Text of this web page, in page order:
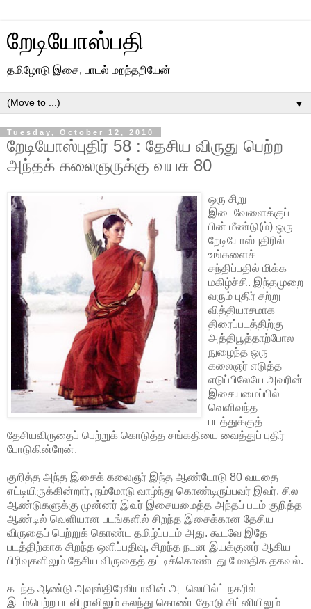
றேடியோஸ்பதி
தமிழோடு இசை, பாடல் மறந்தறியேன்
▼
Tuesday, October 12, 2010
றேடியோஸ்புதிர் 58 : தேசிய விருது பெற்ற
அந்தக் கலைஞருக்கு வயசு 80
ஒரு சிறு
இடைவேளைக்குப்
பின் மீண்டு(ம்) ஒரு
றேடியோஸ்புதிரில்
உங்களைச்
சந்திப்பதில் மிக்க
மகிழ்ச்சி. இந்தமுறை
வரும் புதிர் சற்று
வித்தியாசமாக
திரைப்படத்திற்கு
அத்திபூத்தாற்போல
நுழைந்த ஒரு
கலைஞர் எடுத்த
எடுப்பிலேயே அவரின்
இசையமைப்பில்
வெளிவந்த
படத்துக்குத்
தேசியவிருதைப் பெற்றுக் கொடுத்த சங்கதியை வைத்துப் புதிர்
போடுகின்றேன்.
குறித்த அந்த இசைக் கலைஞர் இந்த ஆண்டோடு 80 வயதை
எட்டியிருக்கின்றார், நம்மோடு வாழ்ந்து கொண்டிருப்பவர் இவர். சில
ஆண்டுகளுக்கு முன்னர் இவர் இசையமைத்த அந்தப் படம் குறித்த
ஆண்டில் வெளியான படங்களில் சிறந்த இசைக்கான தேசிய
விருதைப் பெற்றுக் கொண்ட தமிழ்ப்படம் அது. கூடவே இதே
படத்திற்காக சிறந்த ஒளிப்பதிவு, சிறந்த நடன இயக்குனர் ஆகிய
பிரிவுகளிலும் தேசிய விருதைத் தட்டிக்கொண்டது மேலதிக தகவல்.
கடந்த ஆண்டு அவுஸ்திரேலியாவின் அடலெயில்ட் நகரில்
இடம்பெற்ற படவிழாவிலும் கலந்து கொண்டதோடு சிட்னியிலும்